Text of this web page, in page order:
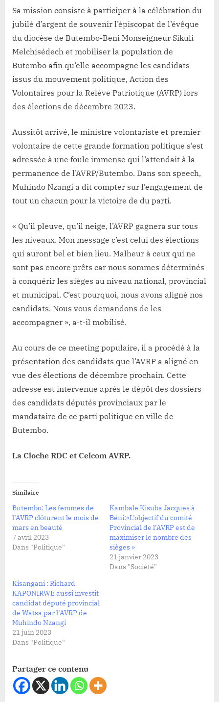
militants
de
l’AVRP
Sa mission consiste à participer à la célébration du
jubilé d’argent de souvenir l’épiscopat de l’évêque
du diocèse de Butembo-Beni Monseigneur Sikuli
Melchisédech et mobiliser la population de
Butembo afin qu’elle accompagne les candidats
issus du mouvement politique, Action des
Volontaires pour la Relève Patriotique (AVRP) lors
des élections de décembre 2023.
Aussitôt arrivé, le ministre volontariste et premier
volontaire de cette grande formation politique s’est
adressée à une foule immense qui l’attendait à la
permanence de l’AVRP/Butembo. Dans son speech,
Muhindo Nzangi a dit compter sur l’engagement de
tout un chacun pour la victoire de du parti.
« Qu’il pleuve, qu’il neige, l’AVRP gagnera sur tous
les niveaux. Mon message c’est celui des élections
qui auront bel et bien lieu. Malheur à ceux qui ne
sont pas encore prêts car nous sommes déterminés
à conquérir les sièges au niveau national, provincial
et municipal. C’est pourquoi, nous avons aligné nos
candidats. Nous vous demandons de les
accompagner », a-t-il mobilisé.
Au cours de ce meeting populaire, il a procédé à la
présentation des candidats que l’AVRP a aligné en
vue des élections de décembre prochain. Cette
adresse est intervenue après le dépôt des dossiers
des candidats députés provinciaux par le
mandataire de ce parti politique en ville de
Butembo.
La Cloche RDC et Celcom AVRP.
Similaire
Butembo: Les femmes de
l’AVRP clôturent le mois de
mars en beauté
7 avril 2023
Dans "Politique"
Kambale Kisuba Jacques à
Béni:«L’objectif du comité
Provincial de l’AVRP est de
maximiser le nombre des
sièges »
21 janvier 2023
Dans "Société"
Kisangani : Richard
KAPONIRWE aussi investit
candidat député provincial
de Watsa par l’AVRP de
Muhindo Nzangi
21 juin 2023
Dans "Politique"
Partager ce contenu